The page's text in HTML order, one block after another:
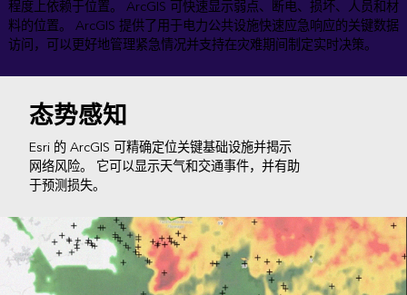
程度上依赖于位置。 ArcGIS 可快速显示弱点、断电、损坏、人员和材
料的位置。 ArcGIS 提供了用于电力公共设施快速应急响应的关键数据
访问，可以更好地管理紧急情况并支持在灾难期间制定实时决策。
态势感知
Esri 的 ArcGIS 可精确定位关键基础设施并揭示
网络风险。 它可以显示天气和交通事件，并有助
于预测损失。